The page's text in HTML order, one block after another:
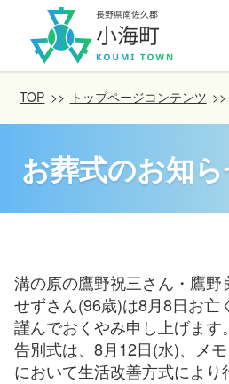
TOP >> トップページコンテンツ >>
お葬式のお知
溝の原の鷹野祝三さん・鷹野
せずさん(96歳)は8月8日お亡
謹んでおくやみ申し上げます。
告別式は、8月12日(水)、メ
において生活改善方式により